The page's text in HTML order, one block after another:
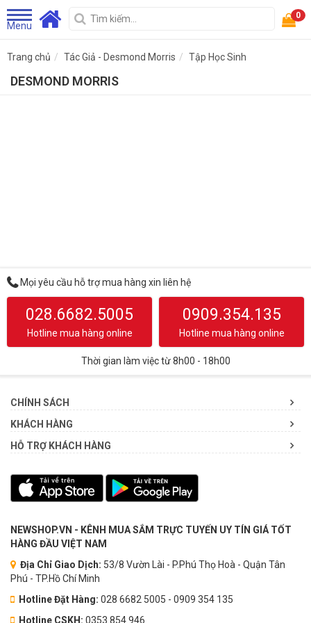
Menu
0
Trang chủ Tác Giả - Desmond Morris Tập Học Sinh
DESMOND MORRIS
Mọi yêu cầu hỗ trợ mua hàng xin liên hệ
028.6682.5005
Hotline mua hàng online
0909.354.135
Hotline mua hàng online
Thời gian làm việc từ 8h00 - 18h00
CHÍNH SÁCH
KHÁCH HÀNG
HỖ TRỢ KHÁCH HÀNG
NEWSHOP.VN - KÊNH MUA SẮM TRỰC TUYẾN UY TÍN GIÁ TỐT
HÀNG ĐẦU VIỆT NAM
Địa Chỉ Giao Dịch: 53/8 Vườn Lài - P.Phú Thọ Hoà - Quận Tân
Phú - TP.Hồ Chí Minh
Hotline Đặt Hàng: 028 6682 5005 - 0909 354 135
Hotline CSKH: 0353.854.946